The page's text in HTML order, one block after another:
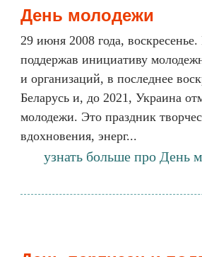
День молодежи
29 июня 2008 года,
поддержав инициативу
и организаций, в последнее
Беларусь и, до 2021, Украина
молодежи. Это праздник
вдохновения, энерг...
узнать больше про День